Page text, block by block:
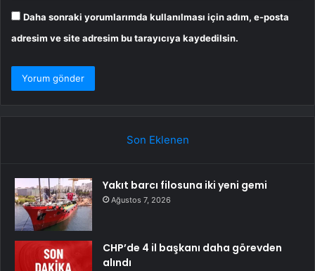
Daha sonraki yorumlarımda kullanılması için adım, e-posta
adresim ve site adresim bu tarayıcıya kaydedilsin.
Son Eklenen
Yakıt barcı filosuna iki yeni gemi
Ağustos 7, 2026
CHP’de 4 il başkanı daha görevden
alındı